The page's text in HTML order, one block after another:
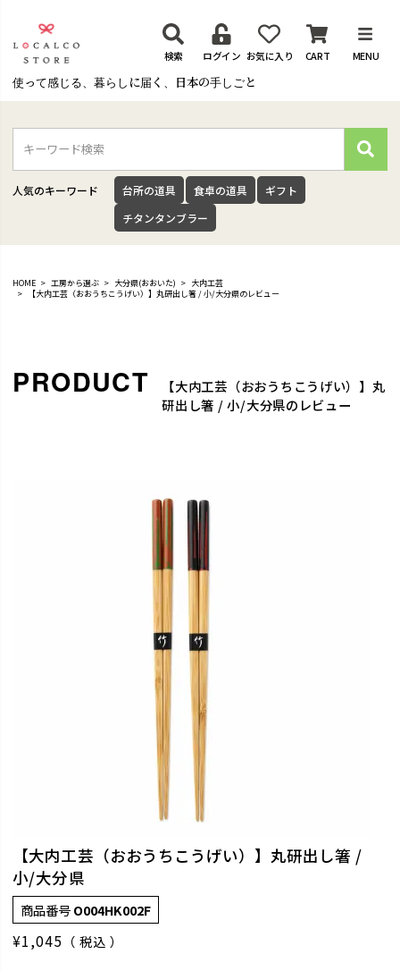
使って感じる、暮らしに届く、日本の手しごと
検索 ログイン お気に入り CART MENU
検
索
人気のキーワード 台所の道具 食卓の道具
ギフト
チタンタンブラー
HOME 工房から選ぶ 大分県(おおいた)
大内工芸
【大内工芸（おおうちこうげい）】丸研出し箸 / 小/大分県のレビュー
【大内工芸（おおうちこうげい）】丸
研出し箸 / 小/大分県のレビュー
【大内工芸（おおうちこうげい）】丸研出し箸 /
小/大分県
商品番号O004HK002F
¥1,045 税込